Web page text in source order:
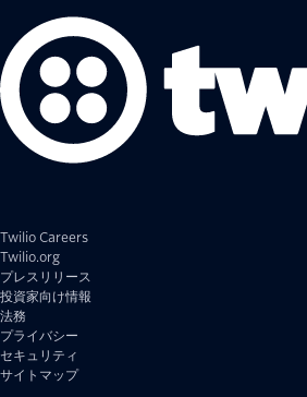
Twilio Careers
Twilio.org
プレスリリース
投資家向け情報
法務
プライバシー
セキュリティ
サイトマップ